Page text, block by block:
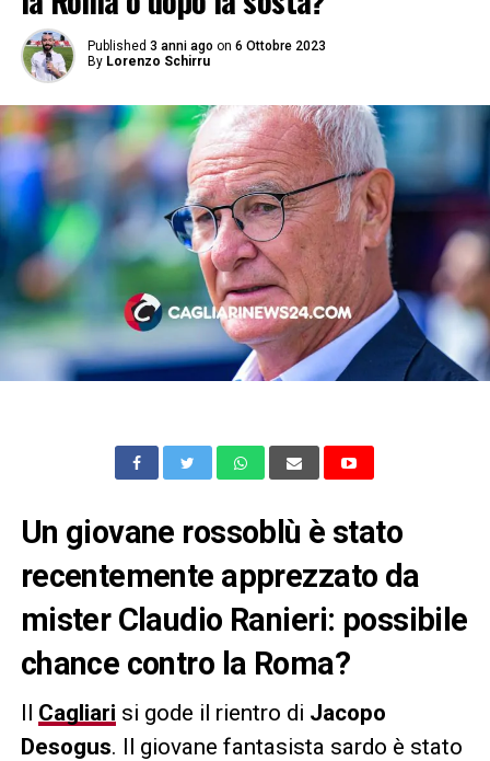
Published 3 anni ago on 6 Ottobre 2023
By Lorenzo Schirru
Un giovane rossoblù è stato
recentemente apprezzato da
mister Claudio Ranieri: possibile
chance contro la Roma?
Il Cagliari si gode il rientro di Jacopo
Desogus. Il giovane fantasista sardo è stato